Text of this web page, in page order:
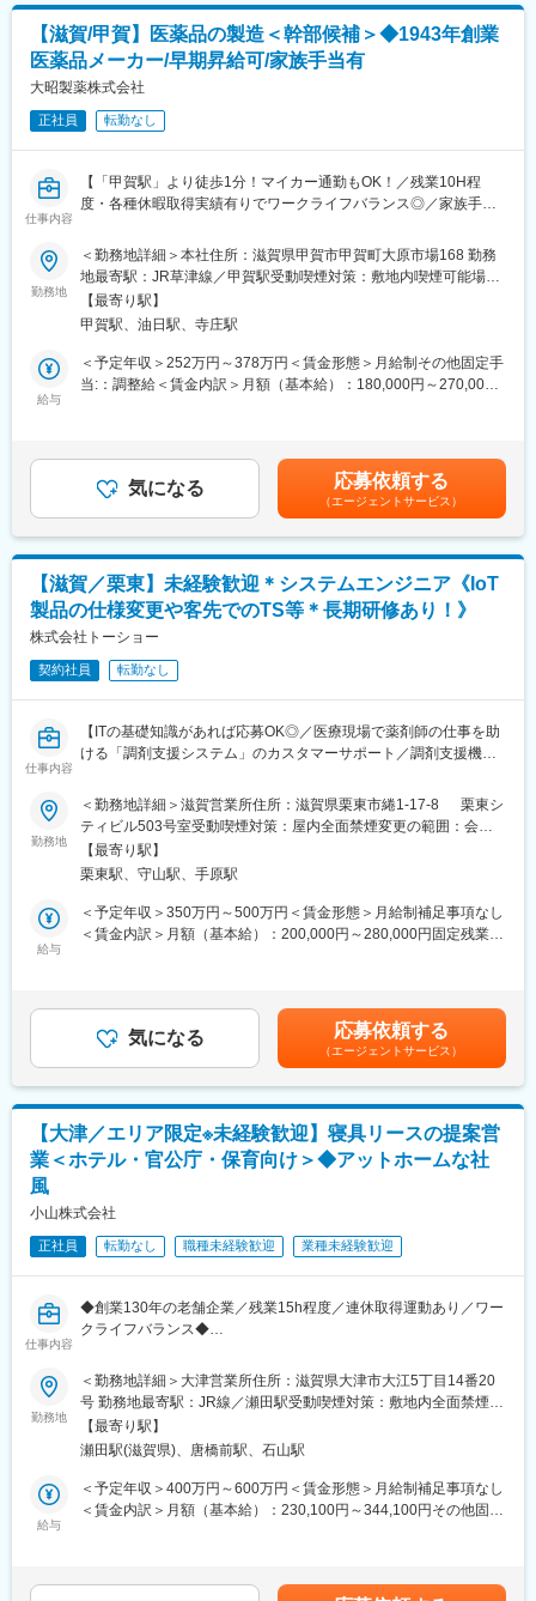
・社会貢献性の高い介護業界にてトップ級シェア！売上も右肩上
がり。2030年に業界No.1になることを目指して全国で増員募集
変更の範囲：会社の定める業務
得いただけます。
また、他施設の労務担当とも連携しながら知識を深めていただけ
ます。
■ゆくゆくお任せする業務
労務管理の幅広い業務に携わりながら、組織全体の労務環境の改
善提案などにも関わっていただきます。
将来的には、
・人事／総務／経理など管理部門へのキャリアチェンジ
・事務長や副施設長などマネジメントポジション
境です。
■組織体制
協力しながら業務を進めています。
支え合う雰囲気があります。
・スミレ会グループは医療／介護／福祉／教育の4分野で地域社会
へ貢献しています
変更の範囲：会社の定める業務
【滋賀/甲賀】医薬品の製造＜幹部候補＞◆1943年創業
医薬品メーカー/早期昇給可/家族手当有
大昭製薬株式会社
正社員 転勤なし
仕事内容
【「甲賀駅」より徒歩1分！マイカー通勤もOK！／残業10H程
度・各種休暇取得実績有りでワークライフバランス◎／家族手
■職務内容：
・各部門：幹部候補募集
「すべてはみなさまの健康のために」をモットーにする、創業81
年OTC医薬品の製造メーカの募集です。
(1)製造部門：
(2)製造業務：
製造工場が医薬品をスムーズに生産出来るように、資材・原料の
■製品について：https://www.daisho-s.jp/
大昭製薬は、1943年創業のOTC医薬品メーカーです。咳止めや鼻
炎薬、ビタミン剤など幅広い製品を製造販売しています。原料か
ら出荷まで一貫した製造体制と、各工程での丁寧な品質チェック
が強みです。「すべてはみなさまの健康のために」をモットー
に、安全で高品質な医薬品を提供しています。
■当社について：
大昭製薬株式会社では、原料から混合・製剤・包装・発送までを
一貫して行っています。
認だけでなく、原薬受け入れ時、造粒後など製造工程の各所で品
質チェックを行い、最終製品が高品質となるよう、各工程の管理
を徹底し丁寧に製造しています。
勤務地
＜勤務地詳細＞本社住所：滋賀県甲賀市甲賀町大原市場168 勤務
地最寄駅：JR草津線／甲賀駅受動喫煙対策：敷地内喫煙可能場所
あり変更の範囲：会社の定める事業所
【最寄り駅】
甲賀駅、油日駅、寺庄駅
給与
＜予定年収＞252万円～378万円＜賃金形態＞月給制その他固定手
当:：調整給＜賃金内訳＞月額（基本給）：180,000円～270,000
■賞与：・あり(前年実績あり) ・年2回(前年実績) ・賞与月数計
1.00ヶ月分(前年実績) 賃金はあくまでも目安の金額であり、選考
を通じて上下する可能性があります。月給(月額)は固定手当を含め
た表記です。
気になる 応募依頼する
（エージェントサービス）
【滋賀／栗東】未経験歓迎＊システムエンジニア《IoT
製品の仕様変更や客先でのTS等＊長期研修あり！》
株式会社トーショー
契約社員 転勤なし
仕事内容
【ITの基礎知識があれば応募OK◎／医療現場で薬剤師の仕事を助
ける「調剤支援システム」のカスタマーサポート／調剤支援機
【はじめに】
当ポジションは自社販売している大型IoT製品や薬剤システムの運
用～保守を担うシステムエンジニア職となっております。未経験
からチャレンジできる事に加えて、メーカー直雇用という貴重な
求人となっております。IT領域へキャリアチェンジされたい方歓
迎しております！
るため、社内でのデスクワークが6割、お客様先での業務が4割ほ
どとなります。また、外部のITベンダーとの打ち合わせ等もある
ため、関係者が多いのも当職種の特徴の一つとなります。
ます。
【ポジションの魅力】
全く無い方でも立ち上りが可能となっております。
を通して最新の技術に触れることが可能です。
して安定就業が可能です。（登用率98%、試験ノルマなし）
◆医療業界に貢献：
最新のIoT技術に注力しており、これまで人の手でアナログに行わ
れていた薬剤管理を、全自動で管理、調整、計測、分包まで対応
可能にしました。当社の製品やシステムが、24時間止めてはなら
しています。
◆高いシェアを持つ製品：
勤務地
＜勤務地詳細＞滋賀営業所住所：滋賀県栗東市綣1-17-8 栗東シ
ティビル503号室受動喫煙対策：屋内全面禁煙変更の範囲：会社
の定める事業所（リモートワーク含む）
【最寄り駅】
栗東駅、守山駅、手原駅
給与
＜予定年収＞350万円～500万円＜賃金形態＞月給制補足事項なし
＜賃金内訳＞月額（基本給）：200,000円～280,000円固定残業手
＞※給与詳細は、年齢・スキルを考慮し決定します。■昇給：年1
回■賞与：年2回賃金はあくまでも目安の金額であり、選考を通じ
て上下する可能性があります。月給(月額)は固定手当を含めた表記
です。
気になる 応募依頼する
（エージェントサービス）
【大津／エリア限定※未経験歓迎】寝具リースの提案営
業＜ホテル・官公庁・保育向け＞◆アットホームな社
風
小山株式会社
正社員 転勤なし 職種未経験歓迎 業種未経験歓迎
仕事内容
◆創業130年の老舗企業／残業15h程度／連休取得運動あり／ワー
クライフバランス◆
■職務内容：
業界のリーディングカンパニーである当社にて、ホテルや官公庁
に対する営業をお任せします。
＜業務の流れ＞
主にホテルや官公庁、保育園等で利用している寝具やリネン類を
中心に、顧客のニーズに沿った幅広い商材を扱います。
頻繁にお会いするお客様が多く、顧客それぞれのお困りごとに気
※過去営業経験のある方はもちろん、スポーツジムで働かれてた方
勤務地
＜勤務地詳細＞大津営業所住所：滋賀県大津市大江5丁目14番20
号 勤務地最寄駅：JR線／瀬田駅受動喫煙対策：敷地内全面禁煙変
更の範囲：会社の定める事業所
【最寄り駅】
瀬田駅(滋賀県)、唐橋前駅、石山駅
給与
＜予定年収＞400万円～600万円＜賃金形態＞月給制補足事項なし
＜賃金内訳＞月額（基本給）：230,100円～344,100円その他固定
も目安の金額であり、選考を通じて上下する可能性があります。